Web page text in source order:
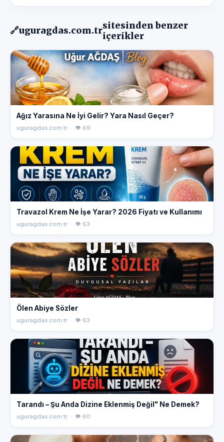
🔗uguragdas.com.trsitesinden benzer
içerikler
Ağız Yarasına Ne İyi Gelir? Yara Nasıl Geçer?
uguragdas.com.tr · 👁 69
Travazol Krem Ne İşe Yarar? 2026 Fiyatı ve Kullanımı
uguragdas.com.tr · 👁 63
Ölen Abiye Sözler
uguragdas.com.tr · 👁 63
Tarandı – Şu Anda Dizine Eklenmiş Değil" Ne Demek?
uguragdas.com.tr · 👁 60